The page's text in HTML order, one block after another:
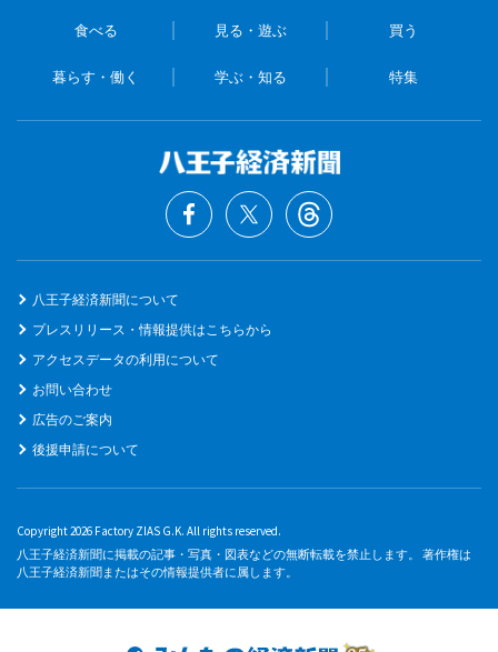
食べる 見る・遊ぶ 買う
暮らす・働く 学ぶ・知る 特集
八王子経済新聞について
プレスリリース・情報提供はこちらから
アクセスデータの利用について
お問い合わせ
広告のご案内
後援申請について
Copyright 2026 Factory ZIAS G.K. All rights reserved.
八王子経済新聞に掲載の記事・写真・図表などの無断転載を禁止します。 著作権は
八王子経済新聞またはその情報提供者に属します。